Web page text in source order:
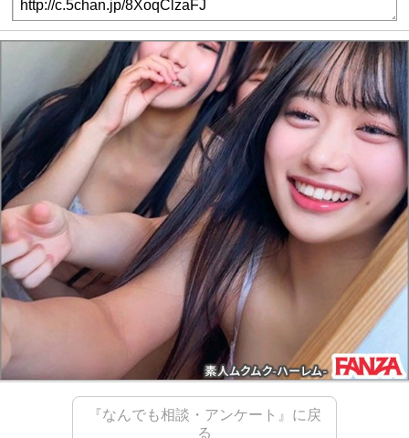
『なんでも相談・アンケート』に戻
る